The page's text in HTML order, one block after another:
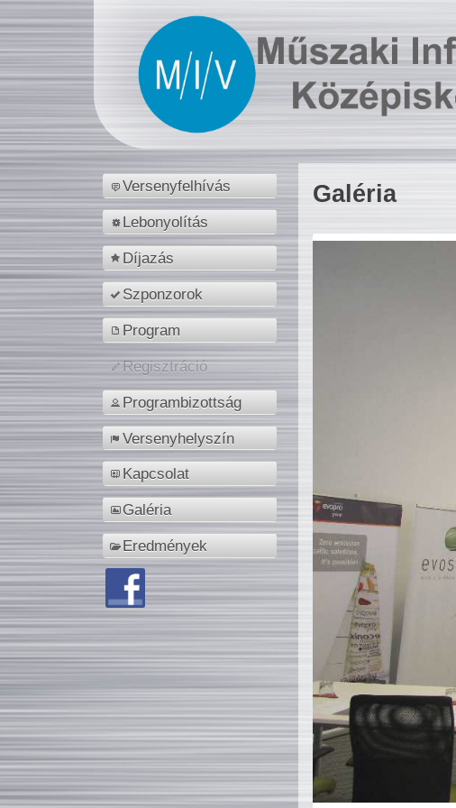
Versenyfelhívás
Lebonyolítás
Díjazás
Szponzorok
Program
Regisztráció
Programbizottság
Versenyhelyszín
Kapcsolat
Galéria
Eredmények
Galéria